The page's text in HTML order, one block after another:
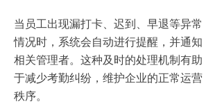
当员工出现漏打卡、迟到、早退等异常
情况时，系统会自动进行提醒，并通知
相关管理者。这种及时的处理机制有助
于减少考勤纠纷，维护企业的正常运营
秩序。